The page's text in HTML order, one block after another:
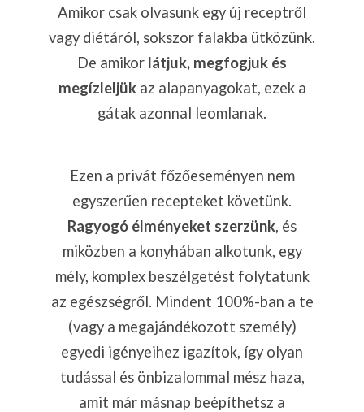
Amikor csak olvasunk egy új receptről
vagy diétáról, sokszor falakba ütközünk.
De amikor látjuk, megfogjuk és
megízleljükaz alapanyagokat, ezek a
gátak azonnal leomlanak.
Ezen a privát főzőeseményen nem
egyszerűen recepteket követünk.
Ragyogó élményeket szerzünk, és
miközben a konyhában alkotunk, egy
mély, komplex beszélgetést folytatunk
az egészségről. Mindent 100%-ban a te
(vagy a megajándékozott személy)
egyedi igényeihez igazítok, így olyan
tudással és önbizalommal mész haza,
amit már másnap beépíthetsz a